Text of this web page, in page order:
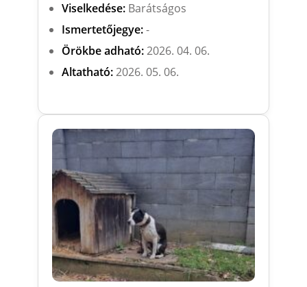
Viselkedése:Barátságos
Ismertetőjegye:-
Örökbe adható:2026. 04. 06.
Altatható:2026. 05. 06.